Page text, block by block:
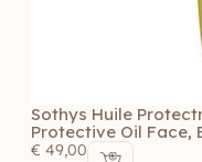
Sothys Huile
Protective Oil Face,
€ 49,00